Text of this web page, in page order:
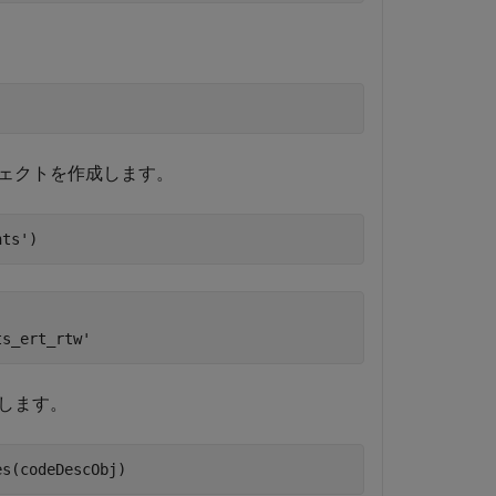
クトを作成します。
ます。